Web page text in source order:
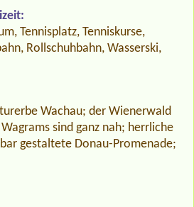
Tennisplatz, Tenniskurse,
Rollschuhbahn, Wasserski,
Wachau; der Wienerwald
sind ganz nah; herrliche
gestaltete Donau-Promenade;